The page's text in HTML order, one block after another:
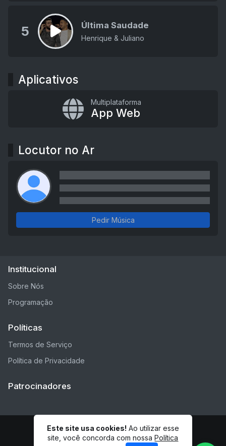
5 Última Saudade
Henrique & Juliano
Aplicativos
Multiplataforma
App Web
Locutor no Ar
Pedir Música
Institucional
Sobre Nós
Programação
Políticas
Termos de Serviço
Política de Privacidade
Patrocinadores
© Rádio ES - Todos os direitos reservados.
Este site usa cookies! Ao utilizar esse
site, você concorda com nossaPolítica